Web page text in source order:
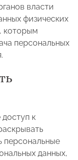
власти
физических
которым
персональных
к
персональные
данных,